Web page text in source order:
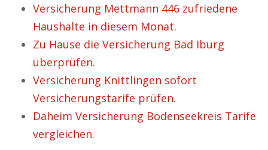
Versicherung Mettmann 446 zufriedene
Haushalte in diesem Monat.
Zu Hause die Versicherung Bad Iburg
überprüfen.
Versicherung Knittlingen sofort
Versicherungstarife prüfen.
Daheim Versicherung Bodenseekreis Tarife
vergleichen.